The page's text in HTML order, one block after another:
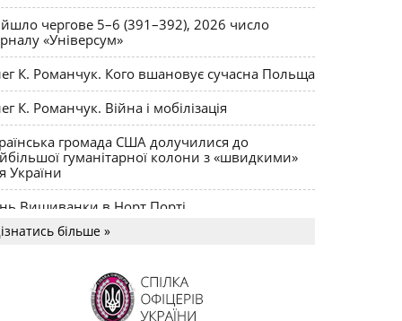
чергове 5–6 (391–392), 2026 число
«Універсум»
К. Романчук. Кого вшановує сучасна Польща
К. Романчук. Війна і мобілізація
громада США долучилися до
гуманітарної колони з «швидкими»
України
Вишиванки в Норт Порті
MAGNUM Олега К. Романчука
більше »